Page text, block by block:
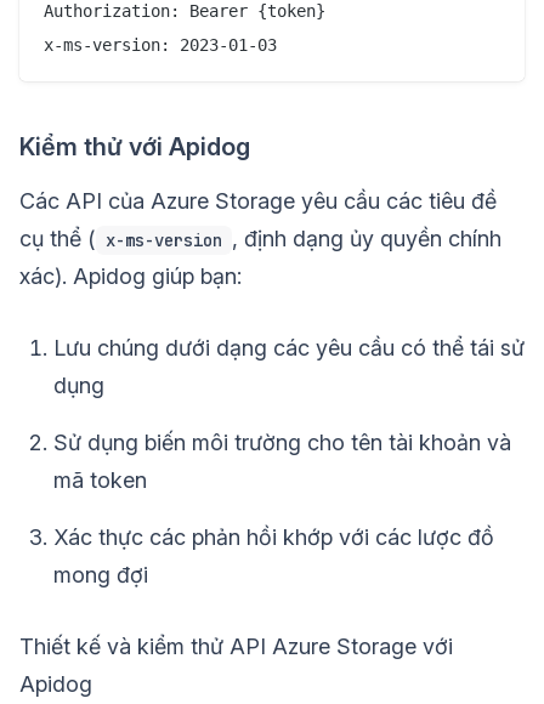
Authorization: Bearer {token}
Kiểm thử với Apidog
Các API của Azure Storage yêu cầu các tiêu đề
cụ thể ( x-ms-version , định dạng ủy quyền chính
xác). Apidog giúp bạn:
Lưu chúng dưới dạng các yêu cầu có thể tái sử
dụng
Sử dụng biến môi trường cho tên tài khoản và
mã token
Xác thực các phản hồi khớp với các lược đồ
mong đợi
Thiết kế và kiểm thử API Azure Storage với
Apidog